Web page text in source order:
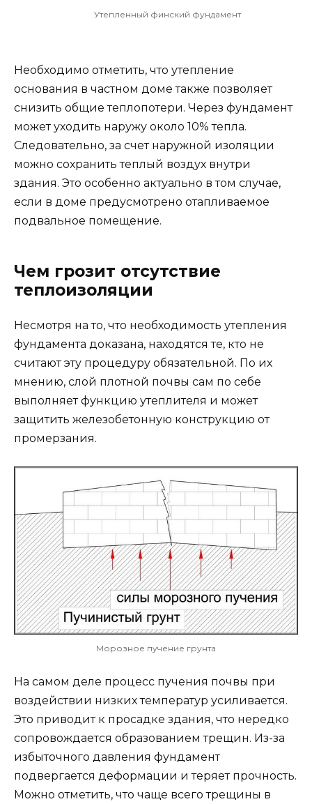
Утепленный финский фундамент
Необходимо отметить, что утепление
основания в частном доме также позволяет
снизить общие теплопотери. Через фундамент
может уходить наружу около 10% тепла.
Следовательно, за счет наружной изоляции
можно сохранить теплый воздух внутри
здания. Это особенно актуально в том случае,
если в доме предусмотрено отапливаемое
подвальное помещение.
Чем грозит отсутствие
теплоизоляции
Несмотря на то, что необходимость утепления
фундамента доказана, находятся те, кто не
считают эту процедуру обязательной. По их
мнению, слой плотной почвы сам по себе
выполняет функцию утеплителя и может
защитить железобетонную конструкцию от
промерзания.
Морозное пучение грунта
На самом деле процесс пучения почвы при
воздействии низких температур усиливается.
Это приводит к просадке здания, что нередко
сопровождается образованием трещин. Из-за
избыточного давления фундамент
подвергается деформации и теряет прочность.
Можно отметить, что чаще всего трещины в